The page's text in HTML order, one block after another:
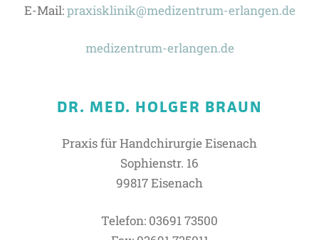
E-Mail:praxisklinik@medizentrum-erlangen.de
medizentrum-erlangen.de
DR. MED. HOLGER BRAUN
Praxis für Handchirurgie Eisenach
Sophienstr. 16
99817 Eisenach
Telefon: 03691 73500